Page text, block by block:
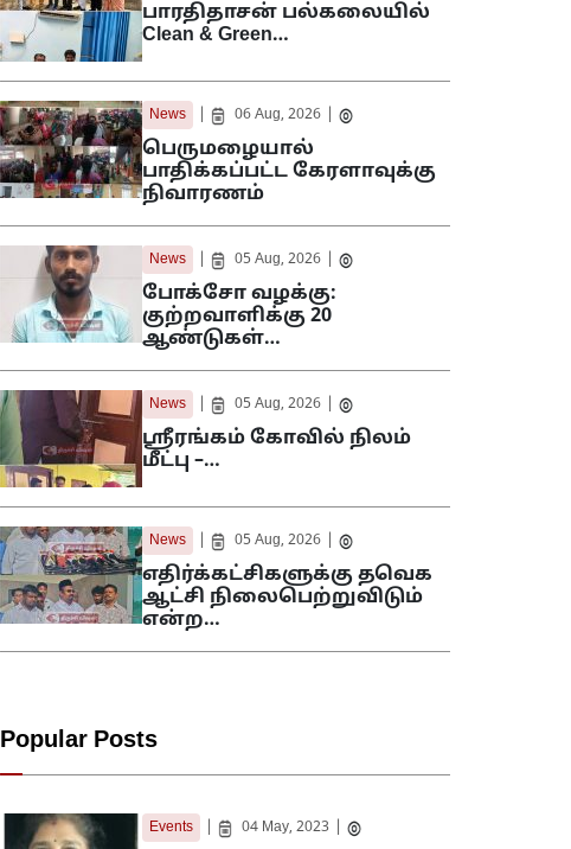
பாரதிதாசன் பல்கலையில்
Clean & Green…
News 06 Aug, 2026
பெருமழையால்
பாதிக்கப்பட்ட கேரளாவுக்கு
நிவாரணம்
News 05 Aug, 2026
போக்சோ வழக்கு:
குற்றவாளிக்கு 20
ஆண்டுகள்…
News 05 Aug, 2026
ஸ்ரீரங்கம் கோவில் நிலம்
மீட்பு –…
News 05 Aug, 2026
எதிர்க்கட்சிகளுக்கு தவெக
ஆட்சி நிலைபெற்றுவிடும்
என்ற…
Popular Posts
Events 04 May, 2023